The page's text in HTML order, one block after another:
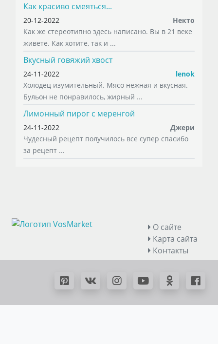
Как красиво смеяться...
20-12-2022
Некто
Как же стереотипно здесь написано. Вы в 21 веке
живете. Как хотите, так и ...
Вкусный говяжий хвост
24-11-2022
lenok
Холодец изумительный. Мясо нежная и вкусная.
Бульон не понравилось, жирный ...
Лимонный пирог с меренгой
24-11-2022
Джери
Чудесный рецепт получилось все супер спасибо
за рецепт ...
О сайте
Карта сайта
Контакты